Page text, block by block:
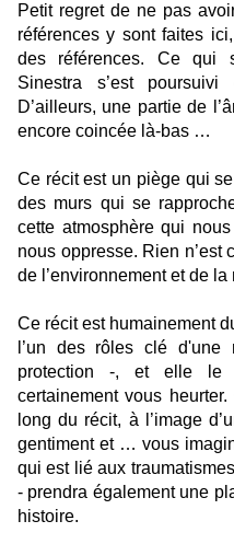
Petit regret de ne pas
références y sont faites
des références. Ce qui
Sinestra s’est
D’ailleurs, une partie de
encore coincée là-bas …
Ce récit est un piège qui
des murs qui se
cette atmosphère qui
nous oppresse. Rien n’est
de l’environnement et de
Ce récit est humainement
l’un des rôles clé
protection -, et elle le
certainement vous
long du récit, à l’image
gentiment et … vous
qui est lié aux
- prendra également une
histoire.